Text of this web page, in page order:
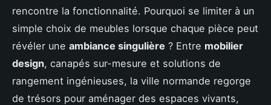
rencontre la fonctionnalité. Pourquoi se limiter à un
simple choix de meubles lorsque chaque pièce peut
révéler une ambiance singulière ? Entre mobilier
design, canapés sur-mesure et solutions de
rangement ingénieuses, la ville normande regorge
de trésors pour aménager des espaces vivants,